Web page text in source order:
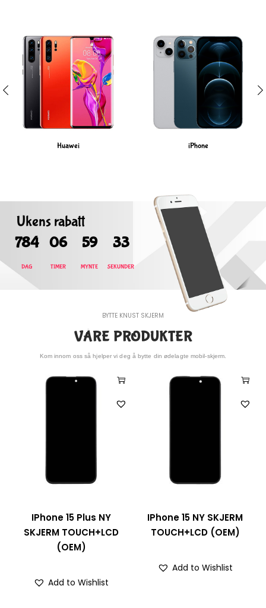
Huawei iPhone
Ukens rabatt
784
DAG
06
TIMER
59
MYNTE
34
SEKUNDER
BYTTE KNUST SKJERM
VÅRE PRODUKTER
Kom innom oss så hjelper vi deg å bytte din ødelagte mobil-skjerm.
IPhone 15 NY SKJERM
TOUCH+LCD (OEM)
Samsung Galaxy S24
Ultra NY SKJERM